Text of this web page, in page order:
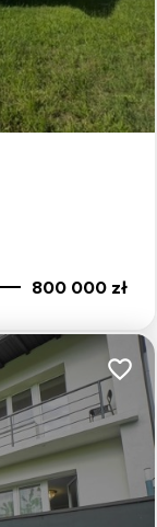
800 000 zł